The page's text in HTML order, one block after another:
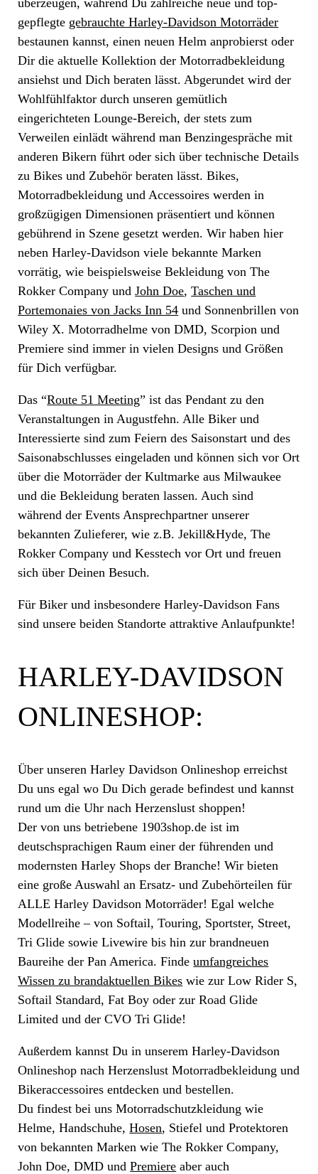
gepflegte gebrauchte Harley-Davidson Motorräder
bestaunen kannst, einen neuen Helm anprobierst oder
Dir die aktuelle Kollektion der Motorradbekleidung
ansiehst und Dich beraten lässt. Abgerundet wird der
Wohlfühlfaktor durch unseren gemütlich
eingerichteten Lounge-Bereich, der stets zum
Verweilen einlädt während man Benzingespräche mit
anderen Bikern führt oder sich über technische Details
zu Bikes und Zubehör beraten lässt. Bikes,
Motorradbekleidung und Accessoires werden in
großzügigen Dimensionen präsentiert und können
gebührend in Szene gesetzt werden. Wir haben hier
neben Harley-Davidson viele bekannte Marken
vorrätig, wie beispielsweise Bekleidung von The
Rokker Company undJohn Doe,Taschen und
Portemonaies von Jacks Inn 54 und Sonnenbrillen von
Wiley X. Motorradhelme von DMD, Scorpion und
Premiere sind immer in vielen Designs und Größen
für Dich verfügbar.
Das “Route 51 Meeting” ist das Pendant zu den
Veranstaltungen in Augustfehn. Alle Biker und
Interessierte sind zum Feiern des Saisonstart und des
Saisonabschlusses eingeladen und können sich vor Ort
über die Motorräder der Kultmarke aus Milwaukee
und die Bekleidung beraten lassen. Auch sind
während der Events Ansprechpartner unserer
bekannten Zulieferer, wie z.B. Jekill&Hyde, The
Rokker Company und Kesstech vor Ort und freuen
sich über Deinen Besuch.
Für Biker und insbesondere Harley-Davidson Fans
sind unsere beiden Standorte attraktive Anlaufpunkte!
HARLEY-DAVIDSON
ONLINESHOP:
Über unseren Harley Davidson Onlineshop erreichst
Du uns egal wo Du Dich gerade befindest und kannst
rund um die Uhr nach Herzenslust shoppen!
Der von uns betriebene 1903shop.de ist im
deutschsprachigen Raum einer der führenden und
modernsten Harley Shops der Branche! Wir bieten
eine große Auswahl an Ersatz- und Zubehörteilen für
ALLE Harley Davidson Motorräder! Egal welche
Modellreihe – von Softail, Touring, Sportster, Street,
Tri Glide sowie Livewire bis hin zur brandneuen
Baureihe der Pan America. Findeumfangreiches
Wissen zu brandaktuellen Bikes wie zur Low Rider S,
Softail Standard, Fat Boy oder zur Road Glide
Limited und der CVO Tri Glide!
Außerdem kannst Du in unserem Harley-Davidson
Onlineshop nach Herzenslust Motorradbekleidung und
Bikeraccessoires entdecken und bestellen.
Du findest bei uns Motorradschutzkleidung wie
Helme, Handschuhe,Hosen, Stiefel und Protektoren
von bekannten Marken wie The Rokker Company,
John Doe, DMD undPremiere aber auch